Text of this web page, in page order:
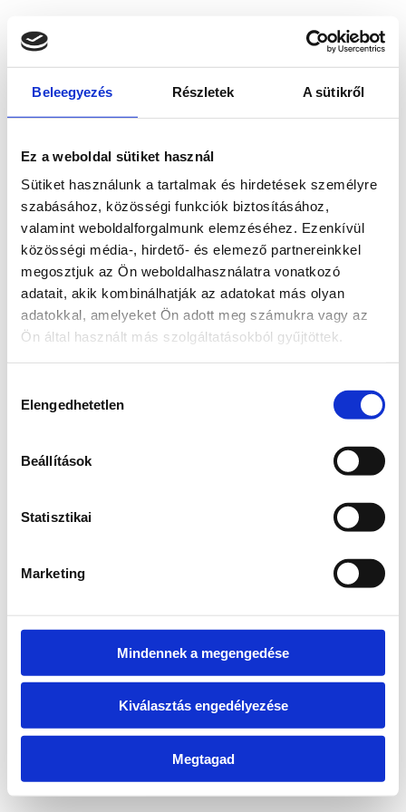
Beleegyezés Részletek A sütikről
Ez a weboldal sütiket használ
Sütiket használunk a tartalmak és hirdetések személyre
szabásához, közösségi funkciók biztosításához,
valamint weboldalforgalmunk elemzéséhez. Ezenkívül
közösségi média-, hirdető- és elemező partnereinkkel
megosztjuk az Ön weboldalhasználatra vonatkozó
adatait, akik kombinálhatják az adatokat más olyan
adatokkal, amelyeket Ön adott meg számukra vagy az
Ön által használt más szolgáltatásokból gyűjtöttek.
kiválasztása
Elengedhetetlen
Beállítások
Statisztikai
Marketing
Mindennek a megengedése
Kiválasztás engedélyezése
Megtagad
loadingwww.bicapp.hu
(see the browser console for more